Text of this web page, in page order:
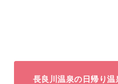
長良川温泉の日帰り